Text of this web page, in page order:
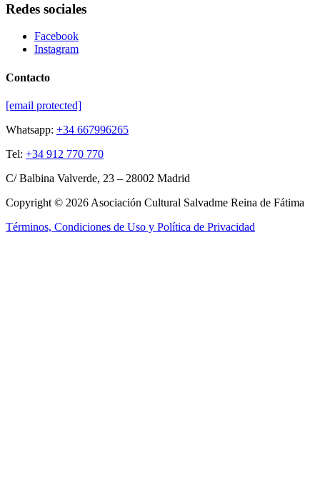
Redes sociales
Facebook
Instagram
Contacto
[email protected]
Whatsapp: +34 667996265
Tel: +34 912 770 770
C/ Balbina Valverde, 23 – 28002 Madrid
Copyright © 2026 Asociación Cultural Salvadme Reina de Fátima
Términos, Condiciones de Uso y Política de Privacidad